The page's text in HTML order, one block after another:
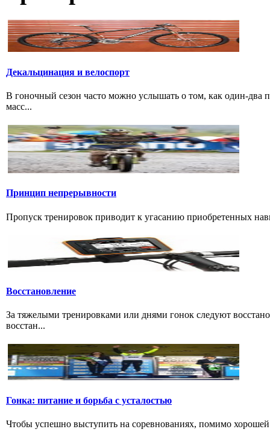
Декальцинация и велоспорт
В гоночный сезон часто можно услышать о том, как один-два
масс...
Принцип непрерывности
Пропуск тренировок приводит к угасанию приобретенных
Восстановление
За тяжелыми тренировками или днями гонок следуют
восстан...
Гонка: питание и борьба с усталостью
Чтобы успешно выступить на соревнованиях, помимо